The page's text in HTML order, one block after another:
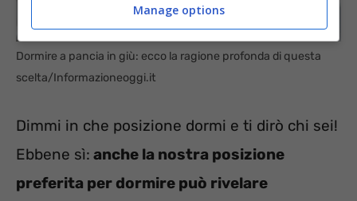
Dormire a pancia in giù: ecco la ragione profonda di questa
scelta/Informazioneoggi.it
Dimmi in che posizione dormi e ti dirò chi sei!
Ebbene sì: anche la nostra posizione
preferita per dormire può rivelare
Manage options